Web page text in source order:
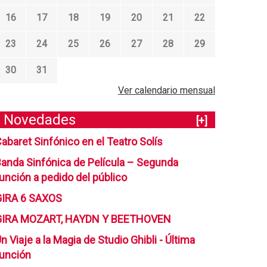
16 17 18 19 20 21 22
23 24 25 26 27 28 29
30
31
Ver calendario mensual
Novedades
[+]
Sinfónico en el Teatro Solís
Sinfónica de Película – Segunda
a pedido del público
6 SAXOS
MOZART, HAYDN Y BEETHOVEN
Viaje a la Magia de Studio Ghibli - Última